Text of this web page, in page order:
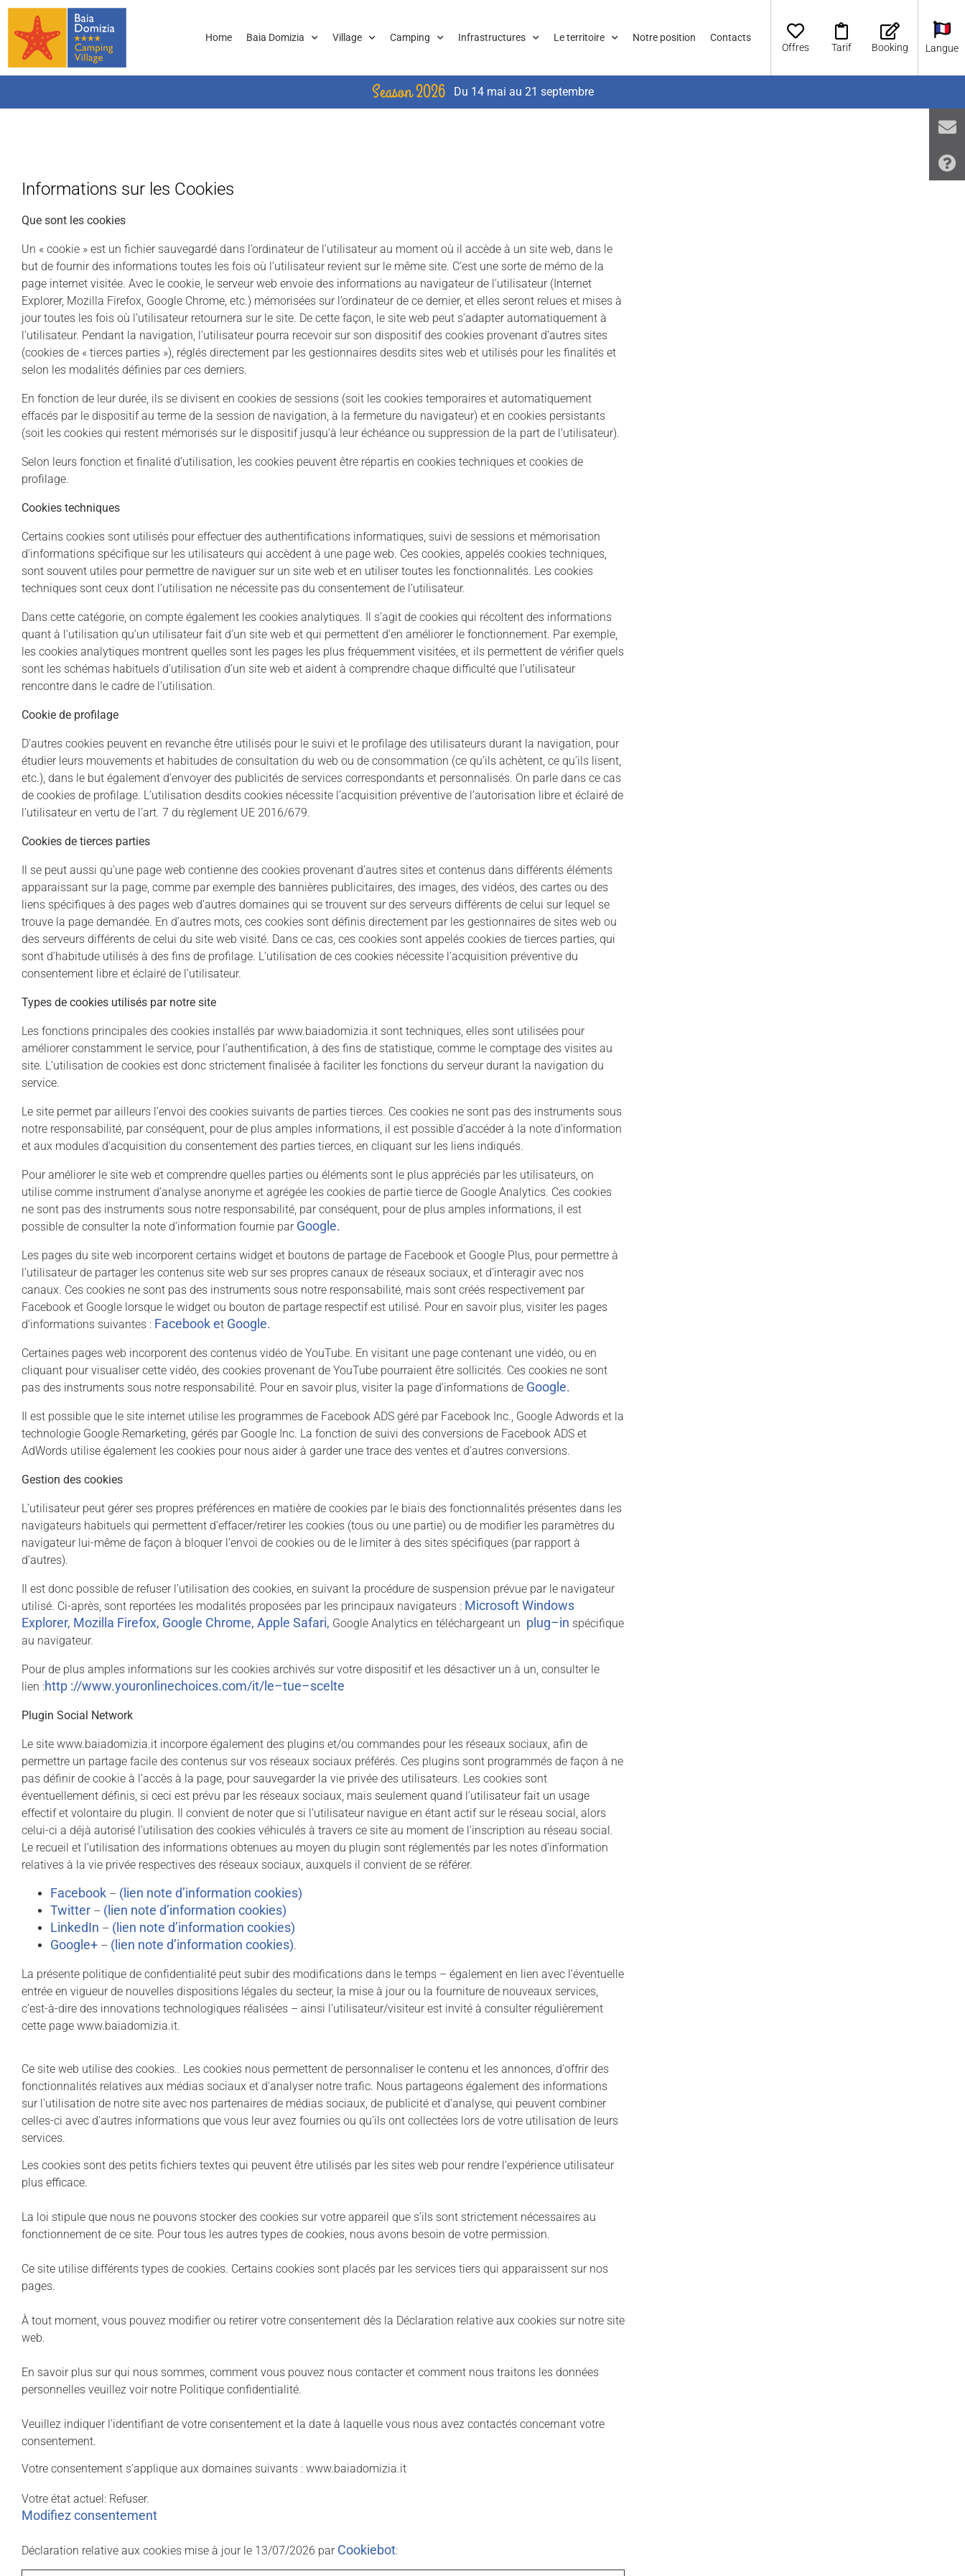
Home Baia Domizia Village Camping Infrastructures Le territoire Notre position
Contacts
Offres
Tarif Booking Langue
Season 2026 Du 14 mai au 21 septembre
Informations sur les Cookies
Que sont les cookies
Un « cookie » est un fichier sauvegardé dans l’ordinateur de l’utilisateur au moment où il accède à un site web, dans le
but de fournir des informations toutes les fois où l’utilisateur revient sur le même site. C’est une sorte de mémo de la
page internet visitée. Avec le cookie, le serveur web envoie des informations au navigateur de l’utilisateur (Internet
Explorer, Mozilla Firefox, Google Chrome, etc.) mémorisées sur l’ordinateur de ce dernier, et elles seront relues et mises à
jour toutes les fois où l’utilisateur retournera sur le site. De cette façon, le site web peut s’adapter automatiquement à
l’utilisateur. Pendant la navigation, l’utilisateur pourra recevoir sur son dispositif des cookies provenant d’autres sites
(cookies de « tierces parties »), réglés directement par les gestionnaires desdits sites web et utilisés pour les finalités et
selon les modalités définies par ces derniers.
En fonction de leur durée, ils se divisent en cookies de sessions (soit les cookies temporaires et automatiquement
effacés par le dispositif au terme de la session de navigation, à la fermeture du navigateur) et en cookies persistants
(soit les cookies qui restent mémorisés sur le dispositif jusqu’à leur échéance ou suppression de la part de l’utilisateur).
Selon leurs fonction et finalité d’utilisation, les cookies peuvent être répartis en cookies techniques et cookies de
profilage.
Cookies techniques
Certains cookies sont utilisés pour effectuer des authentifications informatiques, suivi de sessions et mémorisation
d’informations spécifique sur les utilisateurs qui accèdent à une page web. Ces cookies, appelés cookies techniques,
sont souvent utiles pour permettre de naviguer sur un site web et en utiliser toutes les fonctionnalités. Les cookies
techniques sont ceux dont l’utilisation ne nécessite pas du consentement de l’utilisateur.
Dans cette catégorie, on compte également les cookies analytiques. Il s’agit de cookies qui récoltent des informations
quant à l’utilisation qu’un utilisateur fait d’un site web et qui permettent d’en améliorer le fonctionnement. Par exemple,
les cookies analytiques montrent quelles sont les pages les plus fréquemment visitées, et ils permettent de vérifier quels
sont les schémas habituels d’utilisation d’un site web et aident à comprendre chaque difficulté que l’utilisateur
rencontre dans le cadre de l’utilisation.
Cookie de profilage
D’autres cookies peuvent en revanche être utilisés pour le suivi et le profilage des utilisateurs durant la navigation, pour
étudier leurs mouvements et habitudes de consultation du web ou de consommation (ce qu’ils achètent, ce qu’ils lisent,
etc.), dans le but également d’envoyer des publicités de services correspondants et personnalisés. On parle dans ce cas
de cookies de profilage. L’utilisation desdits cookies nécessite l’acquisition préventive de l’autorisation libre et éclairé de
l’utilisateur en vertu de l’art. 7 du règlement UE 2016/679.
Cookies de tierces parties
Il se peut aussi qu’une page web contienne des cookies provenant d’autres sites et contenus dans différents éléments
apparaissant sur la page, comme par exemple des bannières publicitaires, des images, des vidéos, des cartes ou des
liens spécifiques à des pages web d’autres domaines qui se trouvent sur des serveurs différents de celui sur lequel se
trouve la page demandée. En d’autres mots, ces cookies sont définis directement par les gestionnaires de sites web ou
des serveurs différents de celui du site web visité. Dans ce cas, ces cookies sont appelés cookies de tierces parties, qui
sont d’habitude utilisés à des fins de profilage. L’utilisation de ces cookies nécessite l’acquisition préventive du
consentement libre et éclairé de l’utilisateur.
Types de cookies utilisés par notre site
Les fonctions principales des cookies installés par www.baiadomizia.it sont techniques, elles sont utilisées pour
améliorer constamment le service, pour l’authentification, à des fins de statistique, comme le comptage des visites au
site. L’utilisation de cookies est donc strictement finalisée à faciliter les fonctions du serveur durant la navigation du
service.
Le site permet par ailleurs l’envoi des cookies suivants de parties tierces. Ces cookies ne sont pas des instruments sous
notre responsabilité, par conséquent, pour de plus amples informations, il est possible d’accéder à la note d’information
et aux modules d’acquisition du consentement des parties tierces, en cliquant sur les liens indiqués.
Pour améliorer le site web et comprendre quelles parties ou éléments sont le plus appréciés par les utilisateurs, on
utilise comme instrument d’analyse anonyme et agrégée les cookies de partie tierce de Google Analytics. Ces cookies
ne sont pas des instruments sous notre responsabilité, par conséquent, pour de plus amples informations, il est
possible de consulter la note d’information fournie par Google.
Les pages du site web incorporent certains widget et boutons de partage de Facebook et Google Plus, pour permettre à
l’utilisateur de partager les contenus site web sur ses propres canaux de réseaux sociaux, et d’interagir avec nos
canaux. Ces cookies ne sont pas des instruments sous notre responsabilité, mais sont créés respectivement par
Facebook et Google lorsque le widget ou bouton de partage respectif est utilisé. Pour en savoir plus, visiter les pages
d’informations suivantes : Facebooket Google.
Certaines pages web incorporent des contenus vidéo de YouTube. En visitant une page contenant une vidéo, ou en
cliquant pour visualiser cette vidéo, des cookies provenant de YouTube pourraient être sollicités. Ces cookies ne sont
pas des instruments sous notre responsabilité. Pour en savoir plus, visiter la page d’informations de Google.
Il est possible que le site internet utilise les programmes de Facebook ADS géré par Facebook Inc., Google Adwords et la
technologie Google Remarketing, gérés par Google Inc. La fonction de suivi des conversions de Facebook ADS et
AdWords utilise également les cookies pour nous aider à garder une trace des ventes et d’autres conversions.
Gestion des cookies
L’utilisateur peut gérer ses propres préférences en matière de cookies par le biais des fonctionnalités présentes dans les
navigateurs habituels qui permettent d’effacer/retirer les cookies (tous ou une partie) ou de modifier les paramètres du
navigateur lui-même de façon à bloquer l’envoi de cookies ou de le limiter à des sites spécifiques (par rapport à
d’autres).
Il est donc possible de refuser l’utilisation des cookies, en suivant la procédure de suspension prévue par le navigateur
utilisé. Ci-après, sont reportées les modalités proposées par les principaux navigateurs : Microsoft Windows
Explorer, Mozilla Firefox, Google Chrome, Apple Safari, Google Analytics en téléchargeant un plug–in spécifique
au navigateur.
Pour de plus amples informations sur les cookies archivés sur votre dispositif et les désactiver un à un, consulter le
lien :http ://www.youronlinechoices.com/it/le–tue–scelte
Plugin Social Network
Le site www.baiadomizia.it incorpore également des plugins et/ou commandes pour les réseaux sociaux, afin de
permettre un partage facile des contenus sur vos réseaux sociaux préférés. Ces plugins sont programmés de façon à ne
pas définir de cookie à l’accès à la page, pour sauvegarder la vie privée des utilisateurs. Les cookies sont
éventuellement définis, si ceci est prévu par les réseaux sociaux, mais seulement quand l’utilisateur fait un usage
effectif et volontaire du plugin. Il convient de noter que si l’utilisateur navigue en étant actif sur le réseau social, alors
celui-ci a déjà autorisé l’utilisation des cookies véhiculés à travers ce site au moment de l’inscription au réseau social.
Le recueil et l’utilisation des informations obtenues au moyen du plugin sont réglementés par les notes d’information
relatives à la vie privée respectives des réseaux sociaux, auxquels il convient de se référer.
Facebook – (lien note d’information cookies)
Twitter – (lien note d’information cookies)
LinkedIn – (lien note d’information cookies)
Google+ – (lien note d’information cookies).
La présente politique de confidentialité peut subir des modifications dans le temps – également en lien avec l’éventuelle
entrée en vigueur de nouvelles dispositions légales du secteur, la mise à jour ou la fourniture de nouveaux services,
c’est-à-dire des innovations technologiques réalisées – ainsi l’utilisateur/visiteur est invité à consulter régulièrement
cette page www.baiadomizia.it.
Ce site web utilise des cookies.. Les cookies nous permettent de personnaliser le contenu et les annonces, d'offrir des
fonctionnalités relatives aux médias sociaux et d'analyser notre trafic. Nous partageons également des informations
sur l'utilisation de notre site avec nos partenaires de médias sociaux, de publicité et d'analyse, qui peuvent combiner
celles-ci avec d'autres informations que vous leur avez fournies ou qu'ils ont collectées lors de votre utilisation de leurs
services.
Les cookies sont des petits fichiers textes qui peuvent être utilisés par les sites web pour rendre l'expérience utilisateur
plus efficace.
La loi stipule que nous ne pouvons stocker des cookies sur votre appareil que s’ils sont strictement nécessaires au
fonctionnement de ce site. Pour tous les autres types de cookies, nous avons besoin de votre permission.
Ce site utilise différents types de cookies. Certains cookies sont placés par les services tiers qui apparaissent sur nos
pages.
À tout moment, vous pouvez modifier ou retirer votre consentement dès la Déclaration relative aux cookies sur notre site
web.
En savoir plus sur qui nous sommes, comment vous pouvez nous contacter et comment nous traitons les données
personnelles veuillez voir notre Politique confidentialité.
Veuillez indiquer l'identifiant de votre consentement et la date à laquelle vous nous avez contactés concernant votre
consentement.
Votre consentement s'applique aux domaines suivants : www.baiadomizia.it
Votre état ​​actuel: Refuser.
Modifiez consentement
Déclaration relative aux cookies mise à jour le 13/07/2026 par Cookiebot: